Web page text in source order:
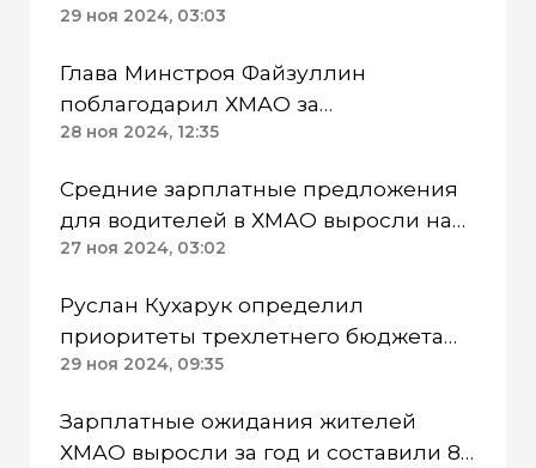
грузоперевозки в ХМАО
29 ноя 2024, 03:03
Глава Минстроя Файзуллин
поблагодарил ХМАО за
популяризацию «цифрового» ЖКХ
28 ноя 2024, 12:35
Средние зарплатные предложения
для водителей в ХМАО выросли на
15% за год
27 ноя 2024, 03:02
Руслан Кухарук определил
приоритеты трехлетнего бюджета
ХМАО
29 ноя 2024, 09:35
Зарплатные ожидания жителей
ХМАО выросли за год и составили 81